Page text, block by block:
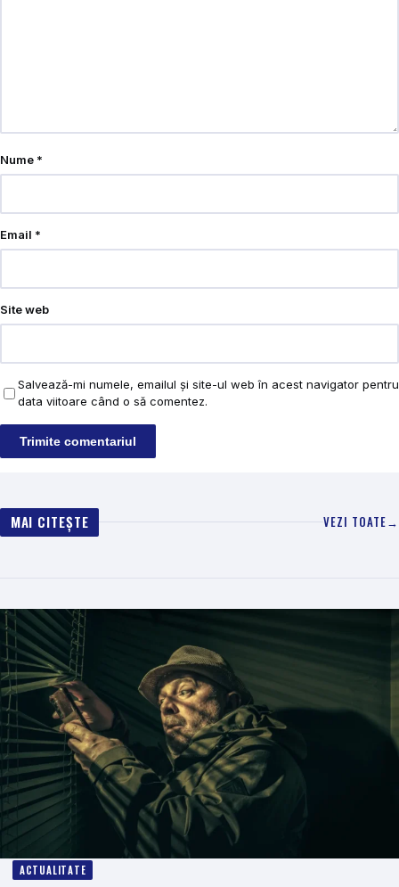
Nume *
Email *
Site web
Salvează-mi numele, emailul și site-ul web în acest navigator pentru
data viitoare când o să comentez.
MAI CITEȘTE VEZI TOATE→
ACTUALITATE